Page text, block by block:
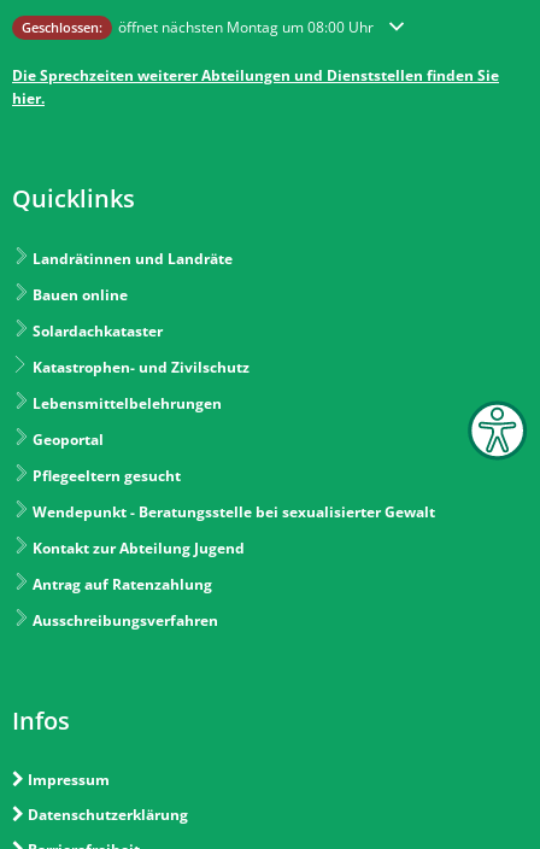
Klicken, um weitere Öffnungs- oder Schließzeiten auszublenden
Geschlossen: öffnet nächsten Montag um 08:00 Uhr
Die Sprechzeiten weiterer Abteilungen und Dienststellen finden Sie
hier.
Quicklinks
Landrätinnen und Landräte
Bauen online
Solardachkataster
Katastrophen- und Zivilschutz
Lebensmittelbelehrungen
Geoportal
Pflegeeltern gesucht
Wendepunkt - Beratungsstelle bei sexualisierter Gewalt
Kontakt zur Abteilung Jugend
Antrag auf Ratenzahlung
Ausschreibungsverfahren
Infos
Impressum
Datenschutzerklärung